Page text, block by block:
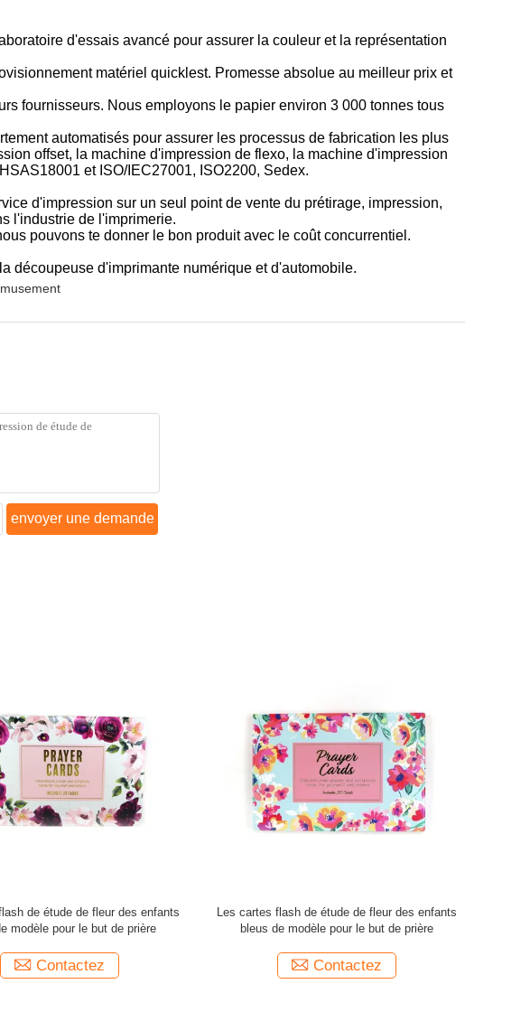
d'essais avancé pour assurer la couleur et la représentation
matériel quicklest. Promesse absolue au meilleur prix et
fournisseurs. Nous employons le papier environ 3 000 tonnes tous
automatisés pour assurer les processus de fabrication les plus
offset, la machine d'impression de flexo, la machine d'impression
et ISO/IEC27001, ISO2200, Sedex.
d'impression sur un seul point de vente du prétirage, impression,
l'industrie de l'imprimerie.
pouvons te donner le bon produit avec le coût concurrentiel.
découpeuse d'imprimante numérique et d'automobile.
envoyer une demande
sur commande apprenant les
de papier de carte de jeu
Contactez
Enfants “S d'OEM apprenant l'impression de
cartes de jeu de jeu d'assortiment de cartes
Contactez